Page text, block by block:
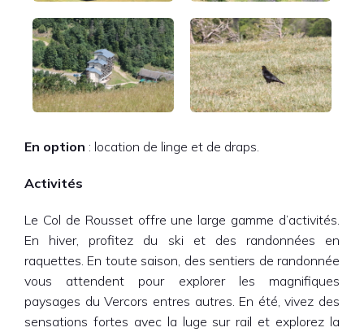
En option : location de linge et de draps.
Activités
Le Col de Rousset offre une large gamme d’activités.
En hiver, profitez du ski et des randonnées en
raquettes. En toute saison, des sentiers de randonnée
vous attendent pour explorer les magnifiques
paysages du Vercors entres autres. En été, vivez des
sensations fortes avec la luge sur rail et explorez la